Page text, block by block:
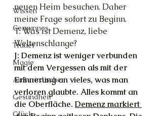
Wissen
Cernunnos
Trauer
Magie
Außerirdische
Gesundheit
Glück
neuen Heim besuchen. Daher
meine Frage sofort zu Beginn.
T: Was ist Demenz, liebe
Weltenschlange?
J: Demenz ist weniger verbunden
mit dem Vergessen als mit der
Erinnerung an vieles, was man
verloren glaubte. Alles kommt an
die Oberfläche. Demenz markiert